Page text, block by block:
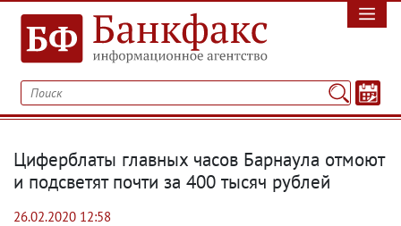
Циферблаты главных часов Барнаула отмоют
и подсветят почти за 400 тысяч рублей
26.02.2020 12:58